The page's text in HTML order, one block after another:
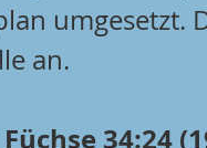
umgesetzt.
an.
34:24